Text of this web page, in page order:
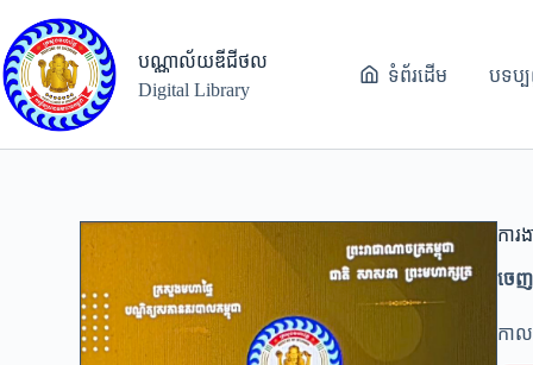
content
បណ្ណាល័យឌីជីថល
Digital Library
ទំព័រដើម បទប្ប
ការ
ចេ
កា